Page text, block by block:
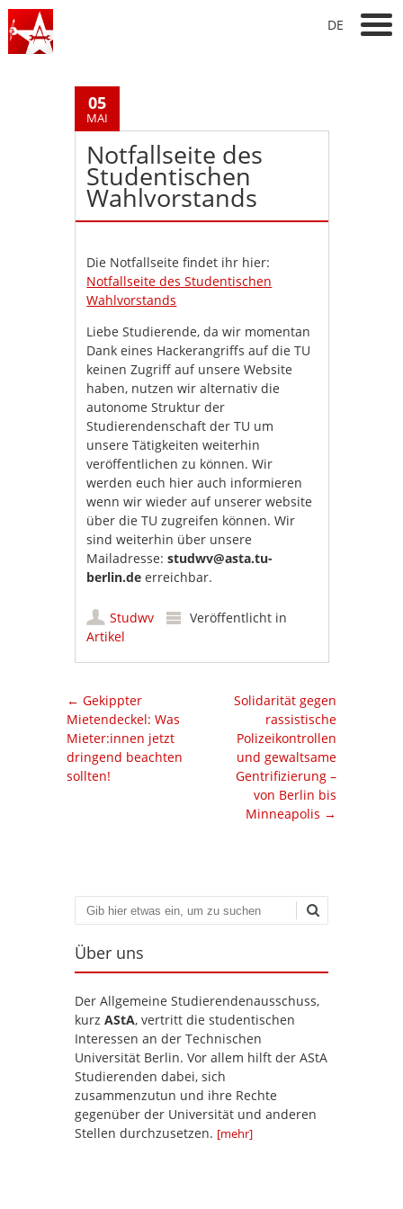
DE
05
MAI
Notfallseite des
Studentischen
Wahlvorstands
Die Notfallseite findet ihr hier:
Notfallseite des Studentischen
Wahlvorstands
Liebe Studierende, da wir momentan
Dank eines Hackerangriffs auf die TU
keinen Zugriff auf unsere Website
haben, nutzen wir alternativ die
autonome Struktur der
Studierendenschaft der TU um
unsere Tätigkeiten weiterhin
veröffentlichen zu können. Wir
werden euch hier auch informieren
wenn wir wieder auf unserer website
über die TU zugreifen können. Wir
sind weiterhin über unsere
Mailadresse: studwv@asta.tu-
berlin.deerreichbar.
Studwv
Veröffentlicht in
Artikel
Artikel-Navigation
← Gekippter
Mietendeckel: Was
Mieter:innen jetzt
dringend beachten
sollten!
Solidarität gegen
rassistische
Polizeikontrollen
und gewaltsame
Gentrifizierung –
von Berlin bis
Minneapolis →
Suchen
Über uns
Der Allgemeine Studierendenausschuss,
kurz AStA, vertritt die studentischen
Interessen an der Technischen
Universität Berlin. Vor allem hilft der AStA
Studierenden dabei, sich
zusammenzutun und ihre Rechte
gegenüber der Universität und anderen
Stellen durchzusetzen. [mehr]